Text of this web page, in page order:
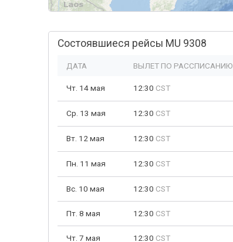
Состоявшиеся рейсы MU 9308
ДАТА ВЫЛЕТ ПО РАССПИСАНИЮ
Чт. 14 мая 12:30 CST
Ср. 13 мая 12:30 CST
Вт. 12 мая 12:30 CST
Пн. 11 мая 12:30 CST
Вс. 10 мая 12:30 CST
Пт. 8 мая 12:30 CST
Чт. 7 мая 12:30 CST